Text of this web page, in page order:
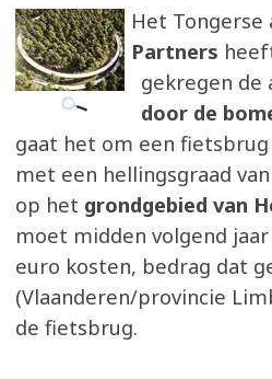
Het
Partners
gekregen
door de
gaat het om een
met een hellingsgraad
op het grondgebied van
moet midden volgend
euro kosten, bedrag dat
(Vlaanderen/provincie
de fietsbrug.